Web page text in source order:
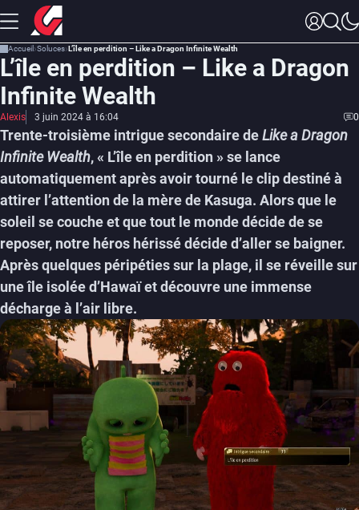
Accueil Soluces L’île en perdition – Like a Dragon Infinite Wealth
L’île en perdition – Like a Dragon
Infinite Wealth
Alexis 3 juin 2024 à 16:04 0
Trente-troisième intrigue secondaire deLike a Dragon
Infinite Wealth, « L’île en perdition » se lance
automatiquement après avoir tourné le clip destiné à
attirer l’attention de la mère de Kasuga. Alors que le
soleil se couche et que tout le monde décide de se
reposer, notre héros hérissé décide d’aller se baigner.
Après quelques péripéties sur la plage, il se réveille sur
une île isolée d’Hawaï et découvre une immense
décharge à l’air libre.